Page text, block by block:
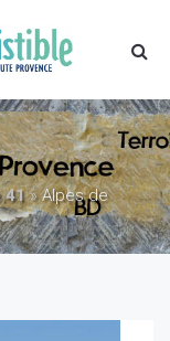
41»Alpes de